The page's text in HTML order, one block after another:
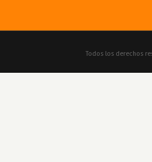
Todos los derechos